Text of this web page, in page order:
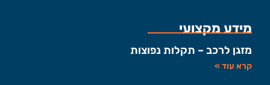
מידע מקצועי
מזגן לרכב – תקלות נפוצות
קרא עוד »